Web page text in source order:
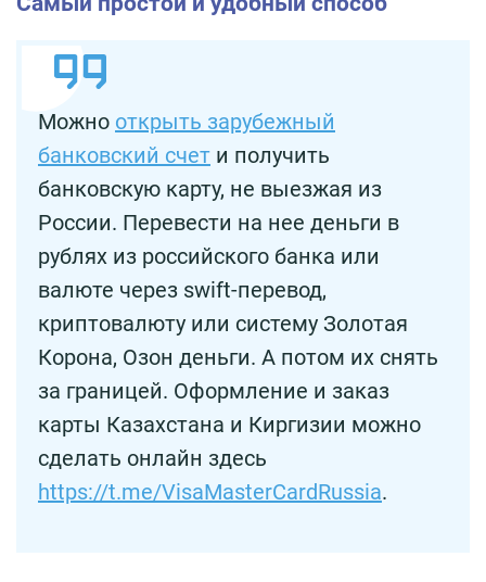
Можно открыть зарубежный
банковский счет и получить
банковскую карту, не выезжая из
России. Перевести на нее деньги в
рублях из российского банка или
валюте через swift-перевод,
криптовалюту или систему Золотая
Корона, Озон деньги. А потом их снять
за границей. Оформление и заказ
карты Казахстана и Киргизии можно
сделать онлайн здесь
https://t.me/VisaMasterCardRussia.